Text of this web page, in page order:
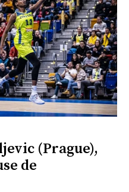
(Prague),
de